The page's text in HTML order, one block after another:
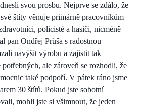
svou prosbu. Nejprve se zdálo, že
štíty věnuje primárně pracovníkům
policisté a hasiči, nicméně
pan Ondřej Průša s radostnou
navýšit výrobu a zajistit tak
ale zároveň se rozhodli, že
také podpoří. V pátek ráno jsme
30 štítů. Pokud jste sobotní
mohli jste si všimnout, že jeden